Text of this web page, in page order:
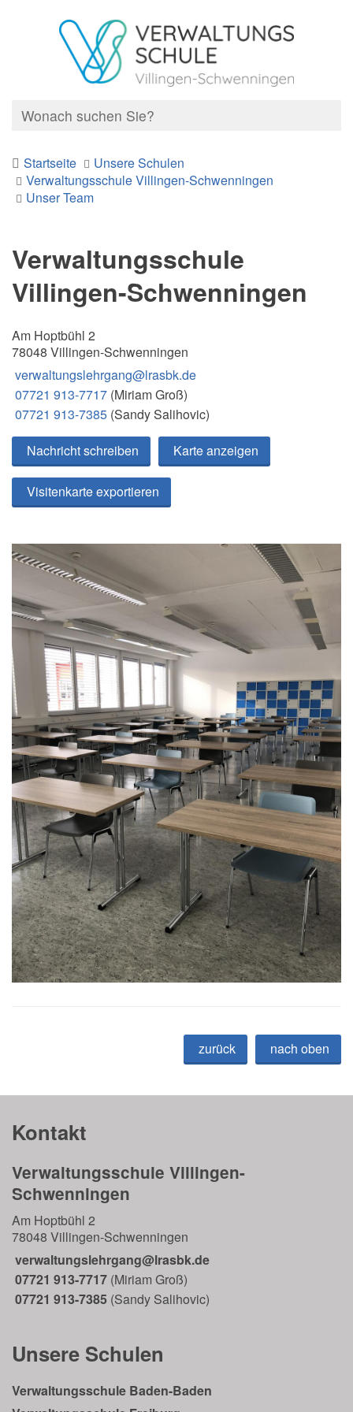
Startseite
Unsere Schulen
Verwaltungsschule Villingen-Schwenningen
Unser Team
Verwaltungsschule
Villingen-Schwenningen
Am Hoptbühl 2
78048 Villingen-Schwenningen
verwaltungslehrgang@lrasbk.de
07721 913-7717 (Miriam Groß)
07721 913-7385 (Sandy Salihovic)
Nachricht schreiben
Karte anzeigen
Visitenkarte exportieren
nach oben
zurück
Kontakt
Verwaltungsschule Villingen-
Schwenningen
Am Hoptbühl 2
78048 Villingen-Schwenningen
verwaltungslehrgang@lrasbk.de
07721 913-7717 (Miriam Groß)
07721 913-7385 (Sandy Salihovic)
Unsere Schulen
Verwaltungsschule Baden-Baden